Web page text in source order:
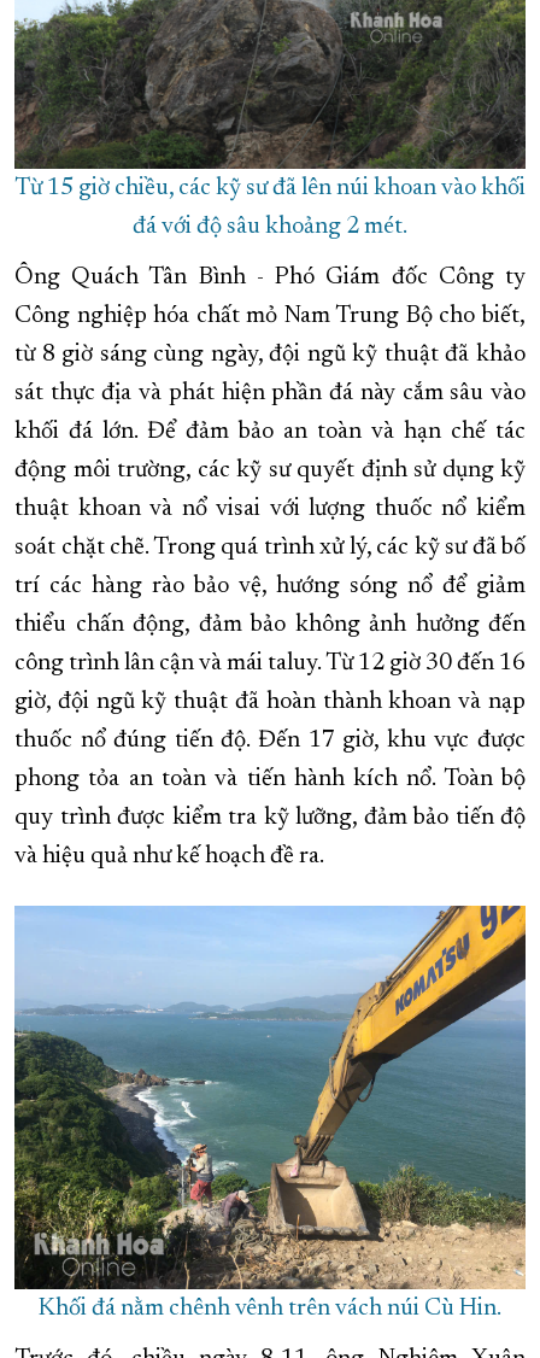
Từ 15 giờ chiều, các kỹ sư đã lên núi khoan vào khối
đá với độ sâu khoảng 2 mét.
Ông Quách Tân Bình - Phó Giám đốc Công ty
Công nghiệp hóa chất mỏ Nam Trung Bộ cho biết,
từ 8 giờ sáng cùng ngày, đội ngũ kỹ thuật đã khảo
sát thực địa và phát hiện phần đá này cắm sâu vào
khối đá lớn. Để đảm bảo an toàn và hạn chế tác
động môi trường, các kỹ sư quyết định sử dụng kỹ
thuật khoan và nổ visai với lượng thuốc nổ kiểm
soát chặt chẽ. Trong quá trình xử lý, các kỹ sư đã bố
trí các hàng rào bảo vệ, hướng sóng nổ để giảm
thiểu chấn động, đảm bảo không ảnh hưởng đến
công trình lân cận và mái taluy. Từ 12 giờ 30 đến 16
giờ, đội ngũ kỹ thuật đã hoàn thành khoan và nạp
thuốc nổ đúng tiến độ. Đến 17 giờ, khu vực được
phong tỏa an toàn và tiến hành kích nổ. Toàn bộ
quy trình được kiểm tra kỹ lưỡng, đảm bảo tiến độ
và hiệu quả như kế hoạch đề ra.
Khối đá nằm chênh vênh trên vách núi Cù Hin.